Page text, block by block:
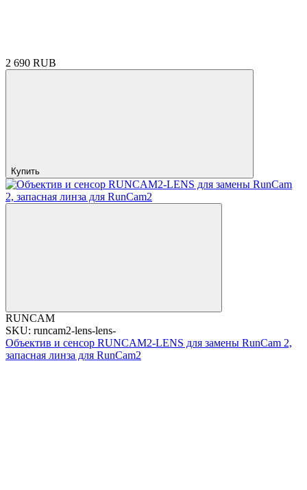
2 690 RUB
Купить
RUNCAM
SKU: runcam2-lens-lens-
Объектив и сенсор RUNCAM2-LENS для замены RunCam 2,
запасная линза для RunCam2